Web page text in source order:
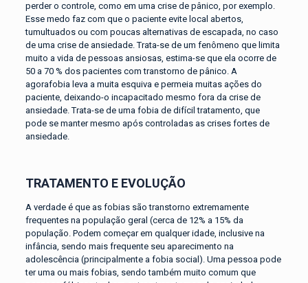
perder o controle, como em uma crise de pânico, por exemplo.
Esse medo faz com que o paciente evite local abertos,
tumultuados ou com poucas alternativas de escapada, no caso
de uma crise de ansiedade. Trata-se de um fenômeno que limita
muito a vida de pessoas ansiosas, estima-se que ela ocorre de
50 a 70 % dos pacientes com transtorno de pânico. A
agorafobia leva a muita esquiva e permeia muitas ações do
paciente, deixando-o incapacitado mesmo fora da crise de
ansiedade. Trata-se de uma fobia de difícil tratamento, que
pode se manter mesmo após controladas as crises fortes de
ansiedade.
TRATAMENTO E EVOLUÇÃO
A verdade é que as fobias são transtorno extremamente
frequentes na população geral (cerca de 12% a 15% da
população. Podem começar em qualquer idade, inclusive na
infância, sendo mais frequente seu aparecimento na
adolescência (principalmente a fobia social). Uma pessoa pode
ter uma ou mais fobias, sendo também muito comum que